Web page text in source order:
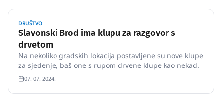
Crna kronika
Sport
Kultura
Osmrtnice
DRUŠTVO
Slavonski Brod ima klupu za razgovor s
drvetom
Na nekoliko gradskih lokacija postavljene su nove klupe
za sjedenje, baš one s rupom drvene klupe kao nekad.
07. 07. 2024.